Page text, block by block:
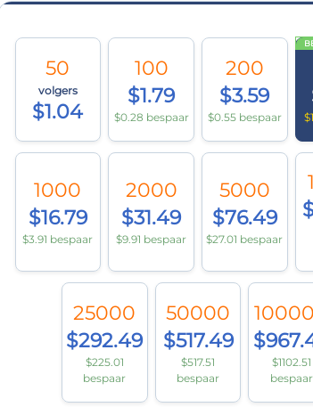
50
volgers
$1.04
100
$1.79
$0.28 bespaar
200
$3.59
$0.55 bespaar
1000
$16.79
$3.91 bespaar
2000
$31.49
$9.91 bespaar
5000
$76.49
$27.01 bespaar
25000
$292.49
$225.01
bespaar
50000
$517.49
$517.51
bespaar
$1102.51
bespaar